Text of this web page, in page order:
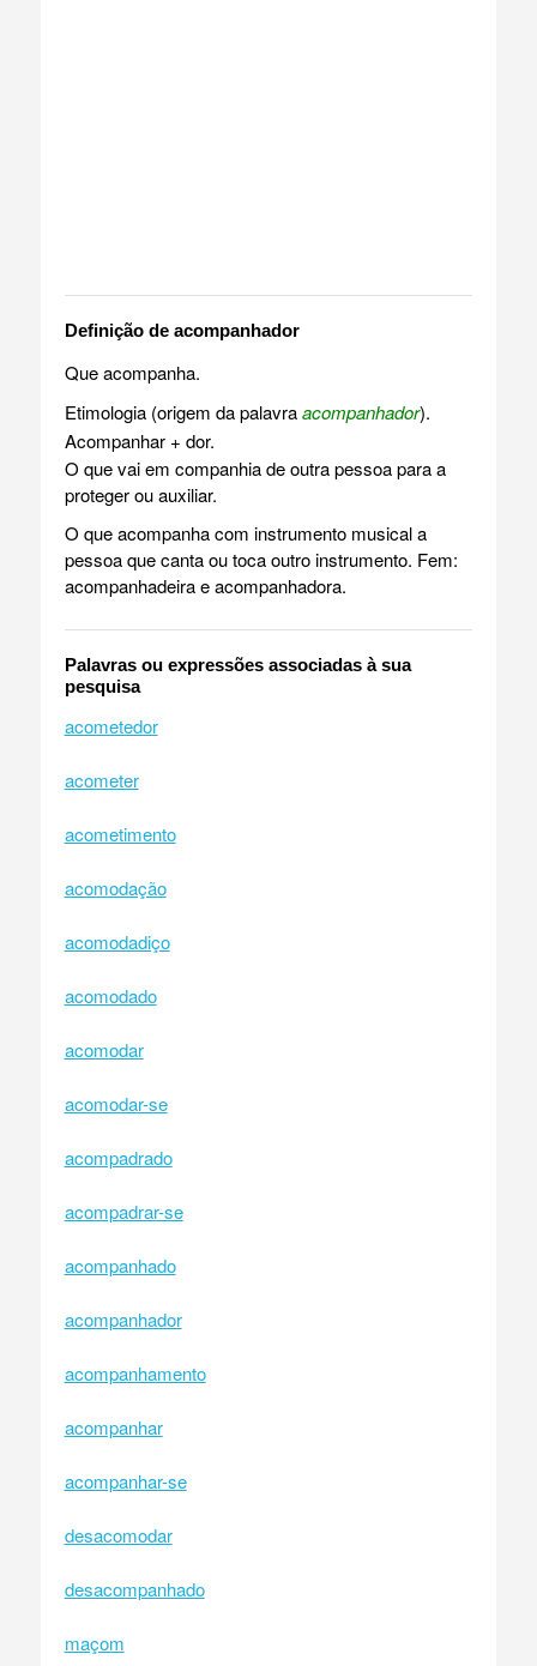
Definição de acompanhador
Que acompanha.
Etimologia (origem da palavraacompanhador).
Acompanhar + dor.
O que vai em companhia de outra pessoa para a
proteger ou auxiliar.
O que acompanha com instrumento musical a
pessoa que canta ou toca outro instrumento. Fem:
acompanhadeira e acompanhadora.
Palavras ou expressões associadas à sua
pesquisa
acometedor
acometer
acometimento
acomodação
acomodadiço
acomodado
acomodar
acomodar-se
acompadrado
acompadrar-se
acompanhado
acompanhador
acompanhamento
acompanhar
acompanhar-se
desacomodar
desacompanhado
maçom